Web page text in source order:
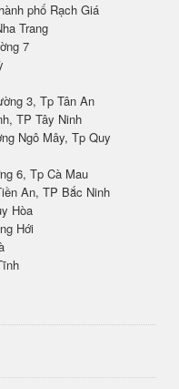
phố Rạch Giá
Trang
7
3, Tp Tân An
TP Tây Ninh
Ngô Mây, Tp Quy
6, Tp Cà Mau
An, TP Bắc Ninh
Hòa
Hới